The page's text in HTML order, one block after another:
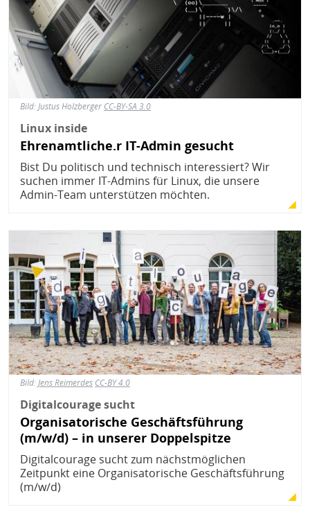
Bild:Justus Holzberger CC-BY-SA 3.0
Linux inside
Ehrenamtliche.r IT-Admin gesucht
Bist Du politisch und technisch interessiert? Wir
suchen immer IT-Admins für Linux, die unsere
Admin-Team unterstützen möchten.
Bild
Bild:Jens Reimerdes CC-BY 4.0
Digitalcourage sucht
Organisatorische Geschäftsführung
(m/w/d) – in unserer Doppelspitze
Digitalcourage sucht zum nächstmöglichen
Zeitpunkt eine Organisatorische Geschäftsführung
(m/w/d)